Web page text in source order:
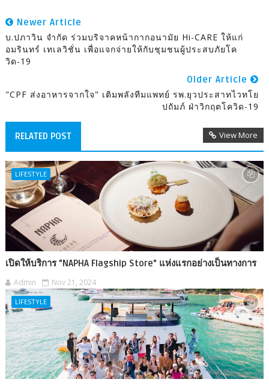
Newer Article
บ.ปภาวิน จำกัด ร่วมบริจาคหน้ากากอนามัย Hi-CARE ให้แก่
อมรินทร์ เทเลวิชั่น เพื่อแจกจ่ายให้กับชุมชนผู้ประสบภัยโค
วิด-19
Older Article
"CPF ส่งอาหารจากใจ" เติมพลังทีมแพทย์ รพ.ยุวประสาทไวทโย
ปถัมภ์ ฝ่าวิกฤตโควิด-19
RELATED POST View More
LIFESTYLE
เปิดให้บริการ "NAPHA Flagship Store" แห่งแรกอย่างเป็นทางการ
Admin Nov 21, 2024
LIFESTYLE